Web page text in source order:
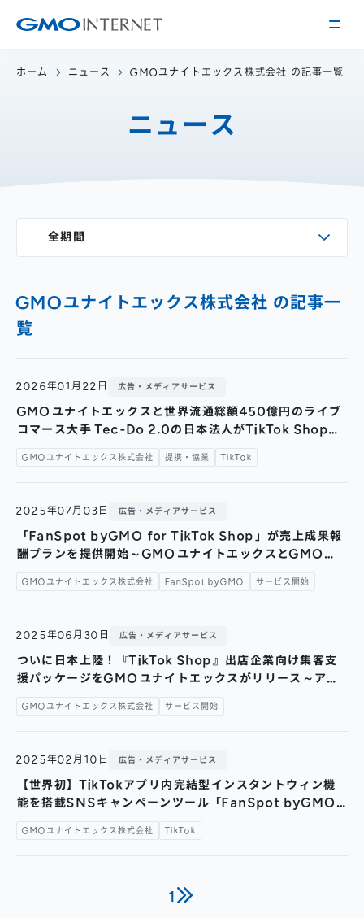
アクセス
役員紹介
インターネット
IR情報
経営方針
よくあるご質問
採用情報
人を知る
地域採用
キャリア/アルバイト採用
ホーム ニュース GMOユナイトエックス株式会社 の記事一覧
ニュース
GMOユナイトエックス株式会社 の記事一
覧
全期間
2026年01月22日 広告・メディアサービス
GMOユナイトエックスと世界流通総額450億円のライブ
コマース大手 Tec-Do 2.0の日本法人がTikTok Shop事
し、日本国内のTikTok Shop支援を強化～
GMOユナイトエックス株式会社 提携・協業 TikTok
2025年07月03日 広告・メディアサービス
「FanSpot byGMO for TikTok Shop」が売上成果報
酬プランを提供開始～GMOユナイトエックスとGMO
GMOユナイトエックス株式会社 FanSpot byGMO サービス開始
2025年06月30日 広告・メディアサービス
ついに日本上陸！『TikTok Shop』出店企業向け集客支
援パッケージをGMOユナイトエックスがリリース～アプ
常料金から最大120万円お得になるキャンペーンを実施～
GMOユナイトエックス株式会社 サービス開始
2025年02月10日 広告・メディアサービス
【世界初】TikTokアプリ内完結型インスタントウィン機
能を搭載SNSキャンペーンツール「FanSpot byGMO
サヒ飲料、アース製薬が本ツールを初導入、活用したキャ
GMOユナイトエックス株式会社 TikTok
1